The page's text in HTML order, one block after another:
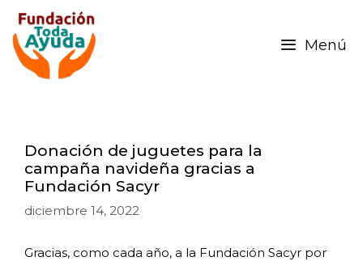
Menú
Donación de juguetes para la
campaña navideña gracias a
Fundación Sacyr
diciembre 14, 2022
Gracias, como cada año, a la Fundación Sacyr por